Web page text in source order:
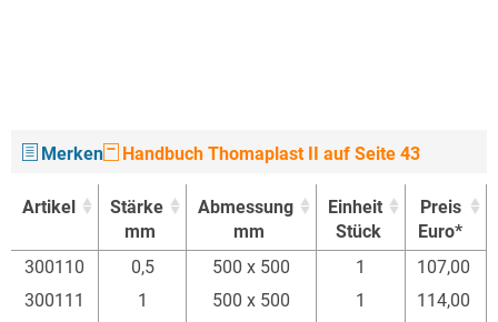
Merken Handbuch Thomaplast II auf Seite 43
Artikel
Stärke
mm
Abmessung
mm
Einheit
Stück
Preis
Euro*
Artikel
Stärke
Abmessung
Einheit
Preis
300110 0,5 500 x 500 1
107,00
300111
1 500 x 500 1
114,00